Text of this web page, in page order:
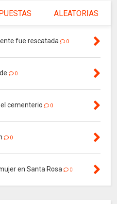
ALEATORIAS
fue rescatada 0
0
cementerio 0
0
en Santa Rosa 0